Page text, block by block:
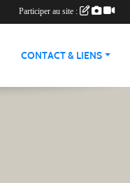
CONTACT & LIENS
Participer au site :